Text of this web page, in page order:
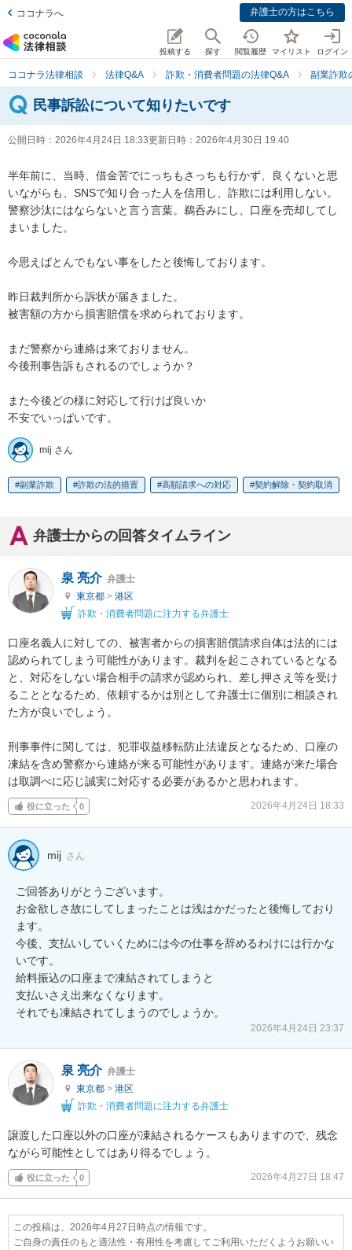
ココナラへ 弁護士の方はこちら
投稿する 探す 閲覧履歴 マイリスト ログイン
ココナラ法律相談 法律Q&A 詐欺・消費者問題の法律Q&A 副業詐欺
民事訴訟について知りたいです
公開日時： 2026年4月24日 18:33更新日時： 2026年4月30日 19:40
半年前に、当時、借金苦でにっちもさっちも行かず、良くないと思
いながらも、SNSで知り合った人を信用し、詐欺には利用しない。
警察沙汰にはならないと言う言葉。鵜呑みにし、口座を売却してし
まいました。
今思えばとんでもない事をしたと後悔しております。
昨日裁判所から訴状が届きました。
被害額の方から損害賠償を求められております。
まだ警察から連絡は来ておりません。
今後刑事告訴もされるのでしょうか？
また今後どの様に対応して行けば良いか
不安でいっぱいです。
mij さん
副業詐欺 詐欺の法的措置 高額請求への対応 契約解除・契約取消
弁護士からの回答タイムライン
泉 亮介 弁護士
東京都 > 港区
詐欺・消費者問題に注力する弁護士
口座名義人に対しての、被害者からの損害賠償請求自体は法的には
認められてしまう可能性があります。裁判を起こされているとなる
と、対応をしない場合相手の請求が認められ、差し押さえ等を受け
ることとなるため、依頼するかは別として弁護士に個別に相談され
た方が良いでしょう。
刑事事件に関しては、犯罪収益移転防止法違反となるため、口座の
凍結を含め警察から連絡が来る可能性があります。連絡が来た場合
は取調べに応じ誠実に対応する必要があるかと思われます。
役に立った 0 2026年4月24日 18:33
mij さん
ご回答ありがとうございます。
お金欲しさ故にしてしまったことは浅はかだったと後悔しており
ます。
今後、支払いしていくためには今の仕事を辞めるわけには行かな
いです。
給料振込の口座まで凍結されてしまうと
支払いさえ出来なくなります。
それでも凍結されてしまうのでしょうか。
2026年4月24日 23:37
泉 亮介 弁護士
東京都 > 港区
詐欺・消費者問題に注力する弁護士
譲渡した口座以外の口座が凍結されるケースもありますので、残念
ながら可能性としてはあり得るでしょう。
役に立った 0 2026年4月27日 18:47
この投稿は、2026年4月27日時点の情報です。
ご自身の責任のもと適法性・有用性を考慮してご利用いただくようお願いい